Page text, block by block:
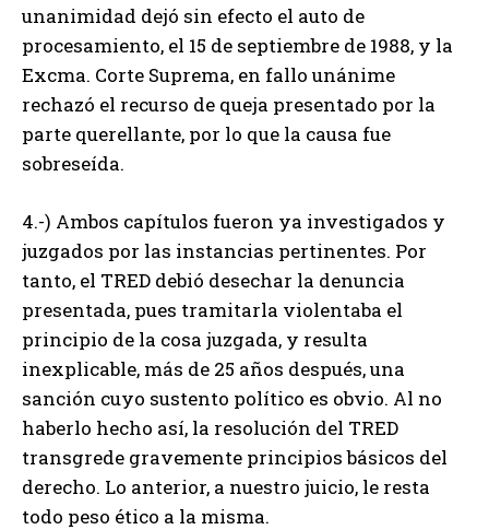
unanimidad dejó sin efecto el auto de
procesamiento, el 15 de septiembre de 1988, y la
Excma. Corte Suprema, en fallo unánime
rechazó el recurso de queja presentado por la
parte querellante, por lo que la causa fue
sobreseída.
4.-) Ambos capítulos fueron ya investigados y
juzgados por las instancias pertinentes. Por
tanto, el TRED debió desechar la denuncia
presentada, pues tramitarla violentaba el
principio de la cosa juzgada, y resulta
inexplicable, más de 25 años después, una
sanción cuyo sustento político es obvio. Al no
haberlo hecho así, la resolución del TRED
transgrede gravemente principios básicos del
derecho. Lo anterior, a nuestro juicio, le resta
todo peso ético a la misma.